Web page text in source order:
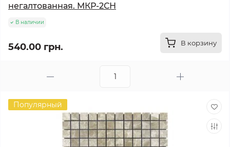
негалтованная. МКР-2СН
В наличии
540.00 грн. В корзину
Популярный